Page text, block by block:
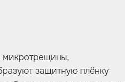
микротрещины,
защитную плёнку